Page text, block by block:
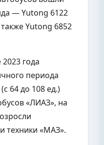
— Yutong 6122
Yutong 6852
года
периода
64 до 108 ед.)
«ЛИАЗ», на
техники «МАЗ».